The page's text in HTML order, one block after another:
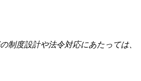
制度設計や法令対応にあたっては、